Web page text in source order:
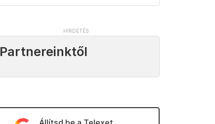
Partnereinktől